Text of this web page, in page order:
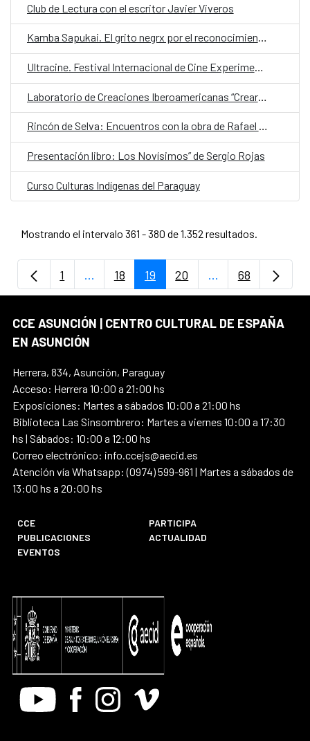
Club de Lectura con el escritor Javier Viveros
Kamba Sapukai. El grito negrx por el reconocimiento
Ultracine. Festival Internacional de Cine Experimental de Paraguay
Laboratorio de Creaciones Iberoamericanas “Crear en Libertad”
Rincón de Selva: Encuentros con la obra de Rafael Barrett
Presentación libro: Los Novísimos” de Sergio Rojas
Curso Culturas Indígenas del Paraguay
Mostrando el intervalo 361 - 380 de 1.352 resultados.
Página
1 ...Páginas intermedias Use TAB para
Página
18 Página
19 Página
20 ...PáginasPágina
68
CCE ASUNCIÓN | CENTRO CULTURAL DE ESPAÑA
EN ASUNCIÓN
Herrera, 834, Asunción, Paraguay
Acceso: Herrera 10:00 a 21:00 hs
Exposiciones: Martes a sábados 10:00 a 21:00 hs
Biblioteca Las Sinsombrero: Martes a viernes 10:00 a 17:30
hs | Sábados: 10:00 a 12:00 hs
Correo electrónico: info.ccejs@aecid.es
Atención vía Whatsapp: (0974) 599-961 | Martes a sábados de
13:00 hs a 20:00 hs
CCE
PARTICIPA
PUBLICACIONES
ACTUALIDAD
EVENTOS
Youtube FacebookInstagram
Vimeo